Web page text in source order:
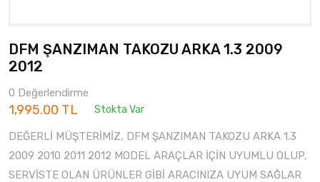
DFM ŞANZIMAN TAKOZU ARKA 1.3 2009
2012
0 Değerlendirme
1,995.00 TL Stokta Var
DEĞERLİ MÜŞTERİMİZ, DFM ŞANZIMAN TAKOZU ARKA 1.3
2009 2010 2011 2012 MODEL ARAÇLAR İÇİN UYUMLU OLUP,
SERVİSTE OLAN ÜRÜNLER GİBİ ARACINIZA UYUM SAĞLAR